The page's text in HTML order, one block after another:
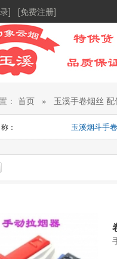
] [免费注册]
： 首页 » 玉溪手卷烟丝 配
： 玉溪烟斗手